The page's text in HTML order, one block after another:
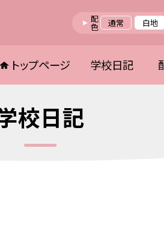
配色 通常 白地
トップページ 学校日記
校日記